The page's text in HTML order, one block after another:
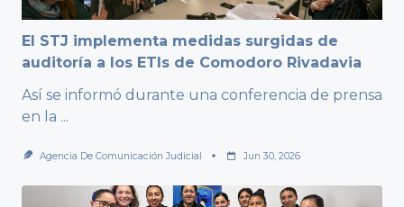
El STJ implementa medidas surgidas de
auditoría a los ETIs de Comodoro Rivadavia
Así se informó durante una conferencia de prensa
en la ...
Agencia De Comunicación Judicial Jun 30, 2026